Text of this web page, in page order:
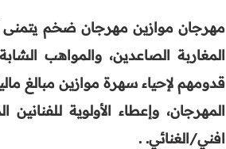
مهرجان موازين مهرجان ضخم يتمنى
المغاربة الصاعدين، والمواهب
قدومهم لإحياء سهرة موازين مبالغ
المهرجان، وإعطاء الأولوية
افني/الغنائي. .